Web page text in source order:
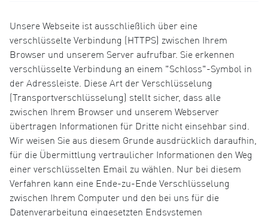
Unsere Webseite ist ausschließlich über eine
verschlüsselte Verbindung (HTTPS) zwischen Ihrem
Browser und unserem Server aufrufbar. Sie erkennen
verschlüsselte Verbindung an einem "Schloss"-Symbol in
der Adressleiste. Diese Art der Verschlüsselung
(Transportverschlüsselung) stellt sicher, dass alle
zwischen Ihrem Browser und unserem Webserver
übertragen Informationen für Dritte nicht einsehbar sind.
Wir weisen Sie aus diesem Grunde ausdrücklich daraufhin,
für die Übermittlung vertraulicher Informationen den Weg
einer verschlüsselten Email zu wählen. Nur bei diesem
Verfahren kann eine Ende-zu-Ende Verschlüsselung
zwischen Ihrem Computer und den bei uns für die
Datenverarbeitung eingesetzten Endsystemen